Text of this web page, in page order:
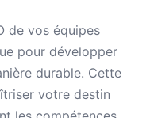
de vos équipes
pour développer
durable. Cette
votre destin